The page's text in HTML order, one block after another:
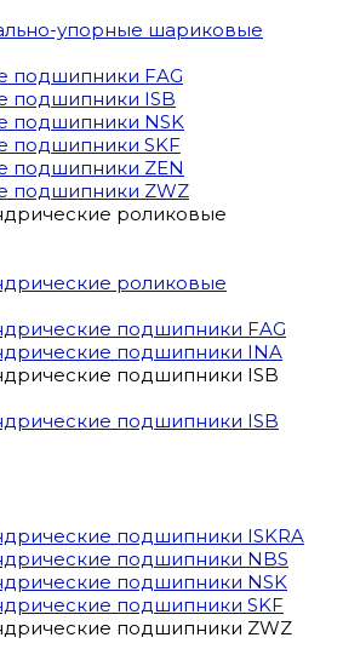
упорные шариковые
подшипники FAG
подшипники ISB
подшипники NSK
подшипники SKF
подшипники ZEN
подшипники ZWZ
роликовые
роликовые
подшипники FAG
подшипники INA
подшипники ISB
подшипники ISB
подшипники ISKRA
подшипники NBS
подшипники NSK
подшипники SKF
подшипники ZWZ